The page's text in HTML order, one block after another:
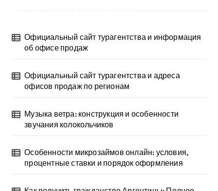
Официальный сайт турагентства и информация
об офисе продаж
Официальный сайт турагентства и адреса
офисов продаж по регионам
Музыка ветра: конструкция и особенности
звучания колокольчиков
Особенности микрозаймов онлайн: условия,
процентные ставки и порядок оформления